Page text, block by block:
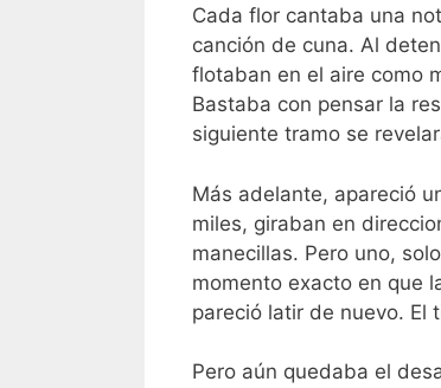
Cada flor cantaba una
canción de cuna. Al
flotaban en el aire como
Bastaba con pensar la
siguiente tramo se
Más adelante, apareció
miles, giraban en
manecillas. Pero uno,
momento exacto en que
pareció latir de nuevo. El
Pero aún quedaba el